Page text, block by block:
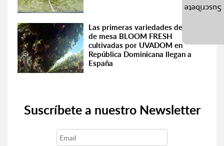
Las primeras variedades de uva
de mesa BLOOM FRESH
cultivadas por UVADOM en
República Dominicana llegan a
España
Suscríbete a nuestro Newsletter
Suscríbete